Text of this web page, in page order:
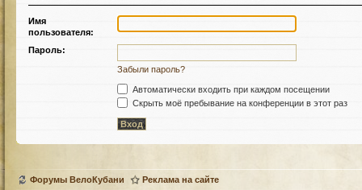
Имя
пользователя:
Пароль:
Забыли пароль?
Автоматически входить при каждом посещении
Скрыть моё пребывание на конференции в этот раз
Форумы ВелоКубани Реклама на сайте